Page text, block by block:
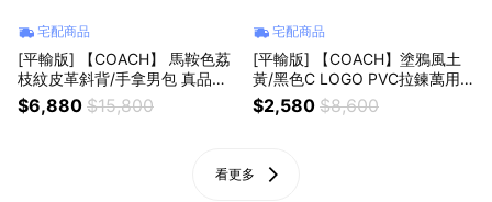
宅配商品
[平輸版] 【COACH】 馬鞍色荔
枝紋皮革斜背/手拿男包 真品平
輸
$6,880 $15,800
宅配商品
[平輸版] 【COACH】塗鴉風土
黃/黑色C LOGO PVC拉鍊萬用
手拿包 真品平輸
$2,580 $8,600
看更多